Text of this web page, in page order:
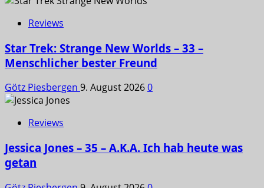
Reviews
Star Trek: Strange New Worlds – 33 –
Menschlicher bester Freund
Götz Piesbergen 9. August 20260
Reviews
Jessica Jones – 35 – A.K.A. Ich hab heute was
getan